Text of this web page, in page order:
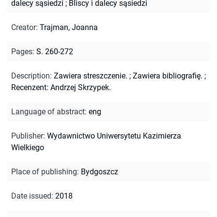
dalecy sąsiedzi ; Bliscy i dalecy sąsiedzi
Creator: Trajman, Joanna
Pages: S. 260-272
Description: Zawiera streszczenie. ; Zawiera bibliografię. ;
Recenzent: Andrzej Skrzypek.
Language of abstract: eng
Publisher: Wydawnictwo Uniwersytetu Kazimierza
Wielkiego
Place of publishing: Bydgoszcz
Date issued: 2018